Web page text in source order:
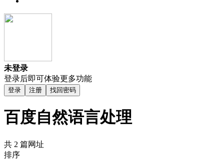
未登录
登录后即可体验更多功能
登录 注册 找回密码
百度自然语言处理
共 2 篇网址
排序